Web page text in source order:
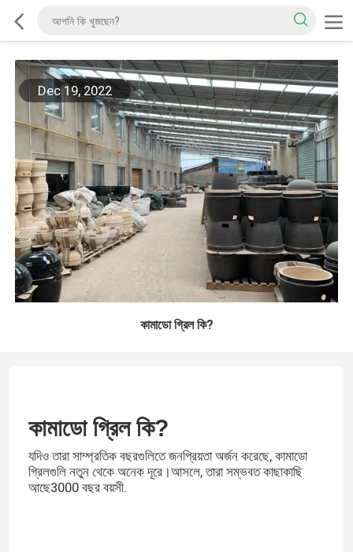
Dec 19, 2022
কামাডো গ্রিল কি?
কামাডো গ্রিল কি?
যদিও তারা সাম্প্রতিক বছরগুলিতে জনপ্রিয়তা অর্জন করেছে, কামাডো
গ্রিলগুলি নতুন থেকে অনেক দূরে।আসলে, তারা সম্ভবত কাছাকাছি
আছে3000 বছর বয়সী.